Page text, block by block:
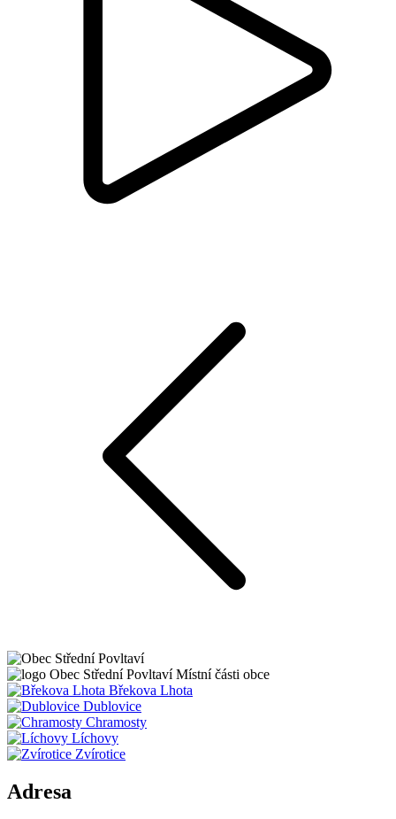
Obec Střední PovltavíMístní části obce
Břekova Lhota
Dublovice
Chramosty
Líchovy
Zvírotice
Adresa